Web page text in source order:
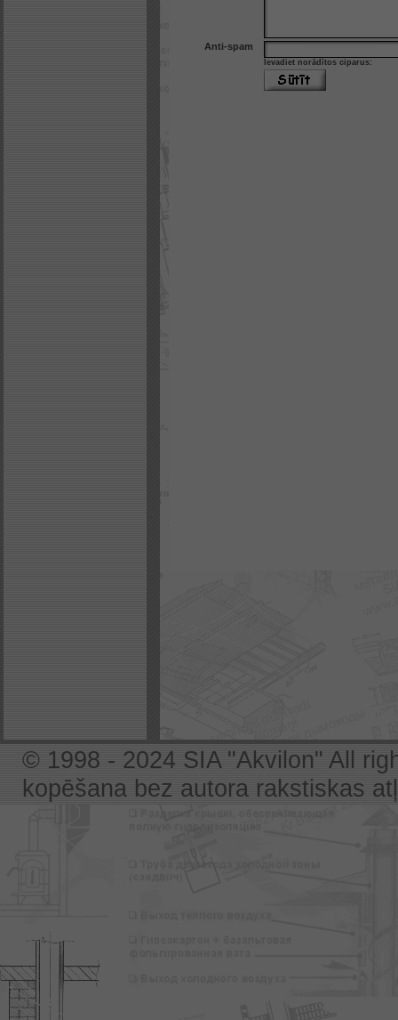
Anti-spam
Ievadiet norādītos ciparus:
© 1998 - 2024 SIA "Akvilon" All
kopēšana bez autora rakstiskas